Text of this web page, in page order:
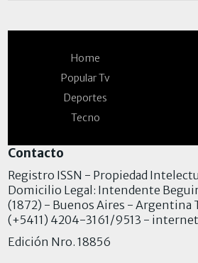
Home
Popular Tv
Deportes
Tecno
Contacto
Registro ISSN - Propiedad
Domicilio Legal: Intendente
(1872) - Buenos Aires - Argentina
(+5411) 4204-3161/9513 -
Edición Nro. 18856